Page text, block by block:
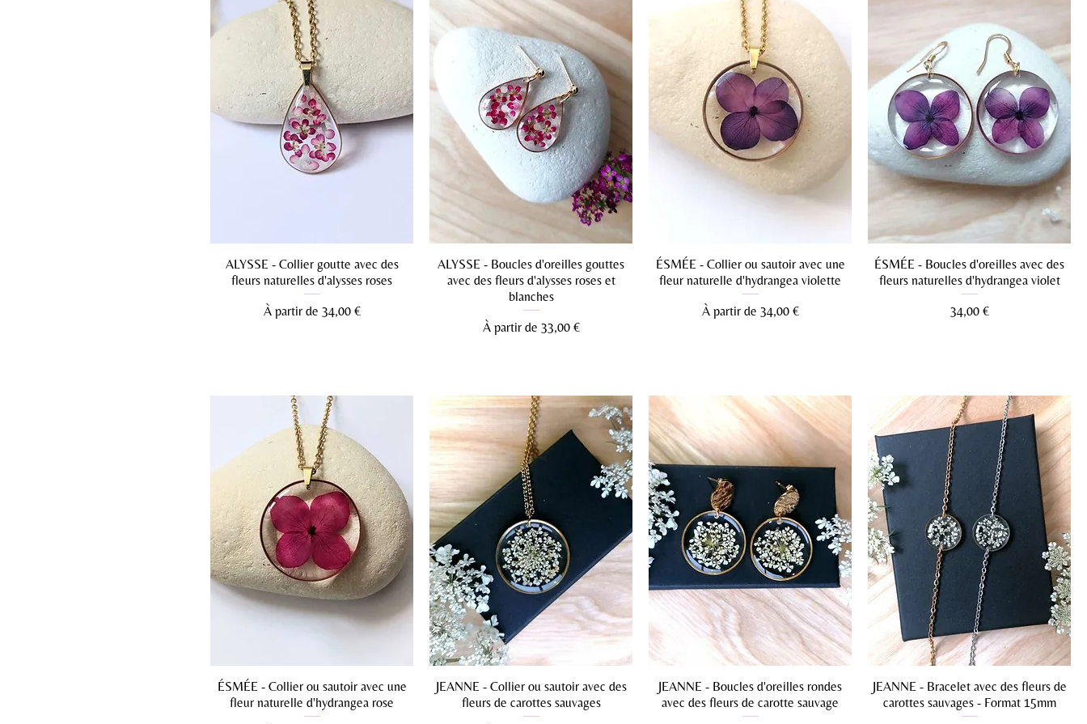
ALYSSE - Collier goutte avec des
fleurs naturelles d'alysses roses
À partir de 34,00 €
Prix promotionnel
ALYSSE - Boucles d'oreilles gouttes
avec des fleurs d'alysses roses et
blanches
À partir de 33,00 €
Prix promotionnel
ÉSMÉE - Collier ou sautoir avec une
fleur naturelle d'hydrangea violette
À partir de 34,00 €
Prix promotionnel
ÉSMÉE - Boucles d'oreilles avec des
fleurs naturelles d'hydrangea violet
Prix
34,00 €
ÉSMÉE - Collier ou sautoir avec une
fleur naturelle d'hydrangea rose
JEANNE - Collier ou sautoir avec des
fleurs de carottes sauvages
JEANNE - Boucles d'oreilles rondes
avec des fleurs de carotte sauvage
JEANNE - Bracelet avec des fleurs de
carottes sauvages - Format 15mm